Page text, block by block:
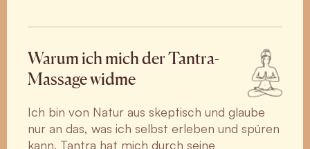
Warum ich mich der Tantra-
Massage widme
Ich bin von Natur aus skeptisch und glaube
nur an das, was ich selbst erleben und spüren
kann. Tantra hat mich durch seine